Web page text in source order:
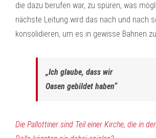
die dazu berufen war, zu spüren, was
nächste Leitung wird das nach und nach
konsolidieren, um es in gewisse Bahnen
„Ich glaube, dass wir
Oasen gebildet haben“
Die Pallottiner sind Teil einer Kirche, die in